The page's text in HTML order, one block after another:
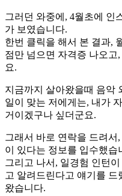
그러던 와중에, 4월초에 인
가 보였습니다.
한번 클릭을 해서 본 결과,
점만 넘으면 자격증 나오고
요.
지금까지 살아왔을때 음악
일이 맞는 저에게는, 내가
거이겠구나 싶더군요.
그래서 바로 연락을 드려서
이 있다는 정보를 입수했습
그리고 나서, 일경험 인턴
고 알려드린다고 얘기를 드
왔습니다.